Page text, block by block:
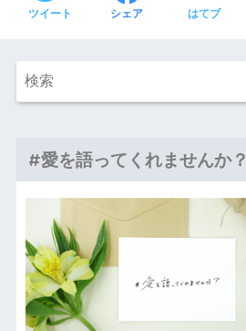
ツイート シェア はてブ
#愛を語ってくれませんか？